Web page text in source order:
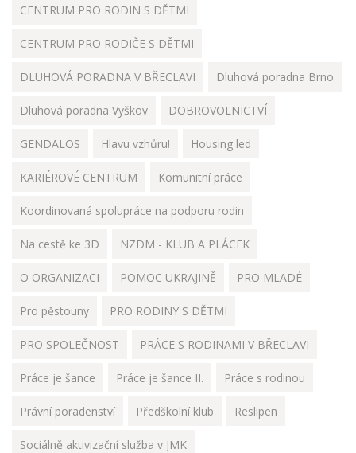
CENTRUM PRO RODIN S DĚTMI
CENTRUM PRO RODIČE S DĚTMI
DLUHOVÁ PORADNA V BŘECLAVI Dluhová poradna Brno
Dluhová poradna Vyškov DOBROVOLNICTVÍ
GENDALOS Hlavu vzhůru! Housing led
KARIÉROVÉ CENTRUM Komunitní práce
Koordinovaná spolupráce na podporu rodin
Na cestě ke 3D NZDM - KLUB A PLÁCEK
O ORGANIZACI POMOC UKRAJINĚ PRO MLADÉ
Pro pěstouny PRO RODINY S DĚTMI
PRO SPOLEČNOST PRÁCE S RODINAMI V BŘECLAVI
Práce je šance Práce je šance II. Práce s rodinou
Právní poradenství Předškolní klub Reslipen
Sociálně aktivizační služba v JMK